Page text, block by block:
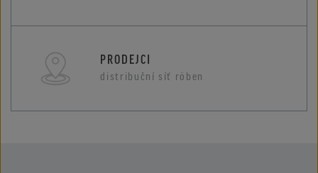
PRODEJCI
distribuční síť röben